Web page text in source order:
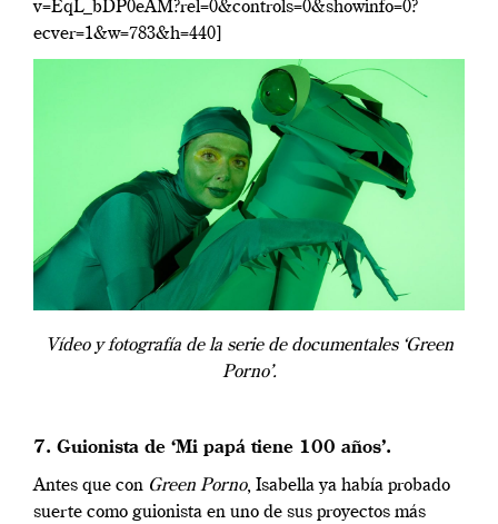
v=EqL_bDP0eAM?rel=0&controls=0&showinfo=0?
ecver=1&w=783&h=440]
Vídeo y fotografía de la serie de documentales ‘Green
Porno’.
7. Guionista de ‘Mi papá tiene 100 años’.
Antes que con Green Porno, Isabella ya había probado
suerte como guionista en uno de sus proyectos más